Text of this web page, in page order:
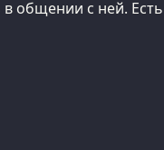
общении с ней.